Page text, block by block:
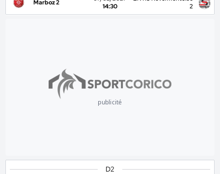
Marboz 2
14:30
2
publicité
D2